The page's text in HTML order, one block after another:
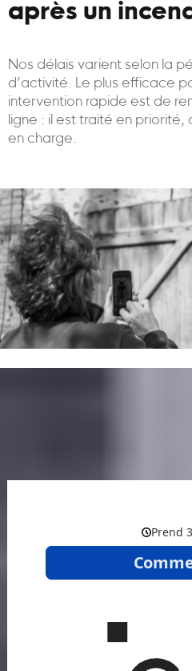
après un
Nos délais varient selon la
d’activité. Le plus efficace
intervention rapide est de
ligne : il est traité en priorité,
en charge.